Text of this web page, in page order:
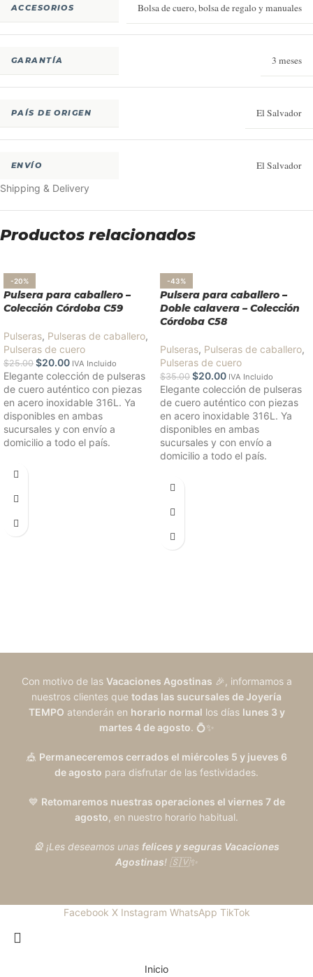
ACCESORIOS Bolsa de cuero, bolsa de regalo y manuales
GARANTÍA 3 meses
PAÍS DE ORIGEN El Salvador
ENVÍO El Salvador
Shipping & Delivery
Productos relacionados
-20%
Pulsera para caballero –
Colección Córdoba C59
Pulseras, Pulseras de caballero,
Pulseras de cuero
$25.00 $20.00 IVA Incluido
Elegante colección de pulseras
de cuero auténtico con piezas
en acero inoxidable 316L. Ya
disponibles en ambas
sucursales y con envío a
domicilio a todo el país.
-43%
Pulsera para caballero –
Doble calavera – Colección
Córdoba C58
Pulseras, Pulseras de caballero,
Pulseras de cuero
$35.00 $20.00 IVA Incluido
Elegante colección de pulseras
de cuero auténtico con piezas
en acero inoxidable 316L. Ya
disponibles en ambas
sucursales y con envío a
domicilio a todo el país.
Con motivo de las Vacaciones Agostinas 🎉, informamos a
nuestros clientes que todas las sucursales de Joyería
TEMPO atenderán en horario normal los días lunes 3 y
martes 4 de agosto. 💍✨
🎪 Permaneceremos cerrados el miércoles 5 y jueves 6
de agosto para disfrutar de las festividades.
💙 Retomaremos nuestras operaciones el viernes 7 de
agosto, en nuestro horario habitual.
🎡 ¡Les deseamos unas felices y seguras Vacaciones
Agostinas! 🇸🇻✨
Facebook X Instagram WhatsApp TikTok
Inicio